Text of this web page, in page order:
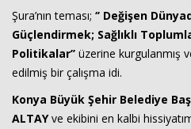
Şura’nın teması; ‘’ Değişen
Güçlendirmek; Sağlıklı
Politikalar’’ üzerine kurgulanmış
edilmiş bir çalışma idi.
Konya Büyük Şehir Belediye
ALTAYve ekibini en kalbi